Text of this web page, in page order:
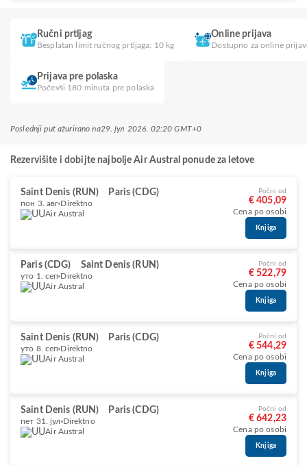
Ručni prtljag
Besplatan limit ručnog prtljaga: 10 kg
Online prijava
Dostupno za online
Prijava pre polaska
Počevši 180 minuta pre polaska
Poslednji put ažurirano na29. јул 2026. 02:20 GMT+0
Rezervišite i dobijte najbolje Air Austral ponude za letove
Saint Denis (RUN) Paris (CDG)
пон 3. авг Direktno
Air Austral
Počni od
€ 405,09
Cena po osobi
Knjiga
Paris (CDG) Saint Denis (RUN)
уто 1. сеп Direktno
Air Austral
Počni od
€ 522,79
Cena po osobi
Knjiga
Saint Denis (RUN) Paris (CDG)
уто 8. сеп Direktno
Air Austral
Počni od
€ 544,29
Cena po osobi
Knjiga
Saint Denis (RUN) Paris (CDG)
пет 31. јул Direktno
Air Austral
Počni od
€ 642,23
Cena po osobi
Knjiga